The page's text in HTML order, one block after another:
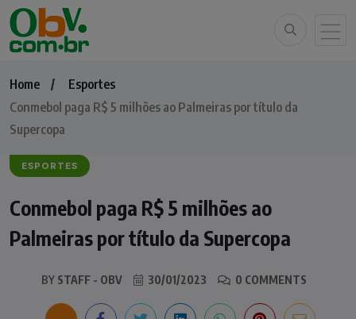
Home
Esportes
Conmebol paga R$ 5 milhões ao Palmeiras por título da
Supercopa
ESPORTES
Conmebol paga R$ 5 milhões ao
Palmeiras por título da Supercopa
BY STAFF - OBV 30/01/2023 0 COMMENTS